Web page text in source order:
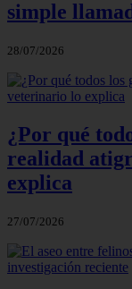
simple
28/07/2026
¿Por qué
realidad
explica
27/07/2026